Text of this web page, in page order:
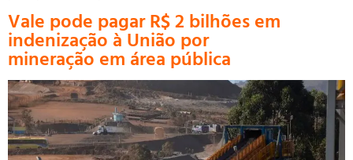
Vale pode pagar R$ 2 bilhões em
indenização à União por
mineração em área pública